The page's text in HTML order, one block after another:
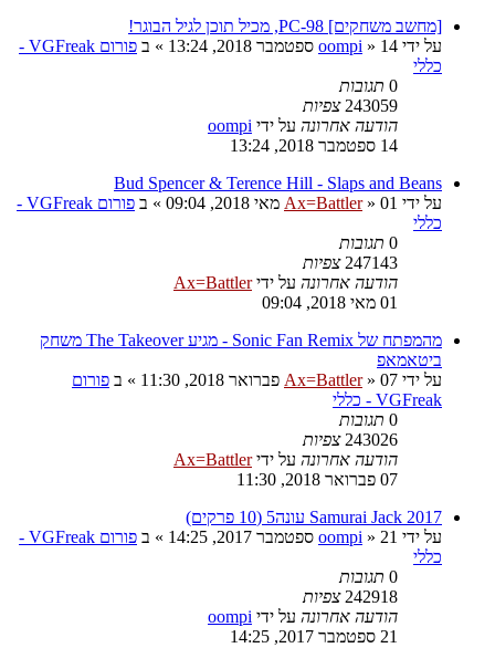
[מחשב משחקים] PC-98, מכיל תוכן לגיל הבוגר!
על ידי
oompi » 14 ספטמבר 2018, 13:24 » ב
פורום VGFreak -
כללי
0 תגובות
243059 צפיות
הודעה אחרונה על ידי oompi
14 ספטמבר 2018, 13:24
Bud Spencer & Terence Hill - Slaps and Beans
על ידי
Ax=Battler» 01 מאי 2018, 09:04 » ב
פורום VGFreak -
כללי
0 תגובות
247143 צפיות
הודעה אחרונה על ידיAx=Battler
01 מאי 2018, 09:04
מהמפתח של Sonic Fan Remix - מגיע The Takeover משחק
ביטאמאפ
על ידי
Ax=Battler» 07 פברואר 2018, 11:30 » ב פורום
VGFreak - כללי
0 תגובות
243026 צפיות
הודעה אחרונה על ידיAx=Battler
07 פברואר 2018, 11:30
Samurai Jack 2017 עונה5 (10 פרקים)
על ידי
oompi » 21 ספטמבר 2017, 14:25 » ב
פורום VGFreak -
כללי
0 תגובות
242918 צפיות
הודעה אחרונה על ידי oompi
21 ספטמבר 2017, 14:25